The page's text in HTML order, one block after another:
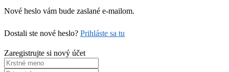
Nové heslo vám bude zaslané e-mailom.
Dostali ste nové heslo? Prihláste sa tu
Zaregistrujte si nový účet